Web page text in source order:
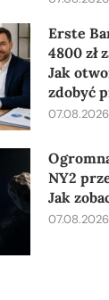
Erste
4800 zł
Jak
zdobyć
07.08.2026
NY2
Jak
07.08.2026